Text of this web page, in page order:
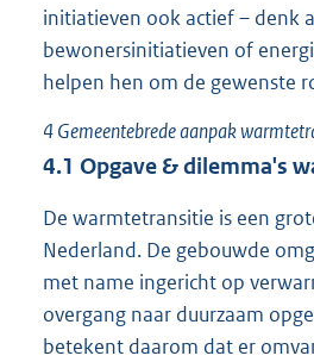
initiatieven ook actief – denk
bewonersinitiatieven of
helpen hen om de gewenste
4Gemeentebrede aanpak
4.1 Opgave & dilemma's
De warmtetransitie is een
Nederland. De gebouwde
met name ingericht op
overgang naar duurzaam
betekent daarom dat er